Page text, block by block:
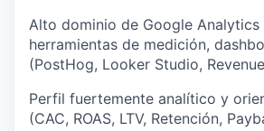
Alto dominio de Google Analytics
herramientas de medición,
(PostHog, Looker Studio,
Perfil fuertemente analítico y
(CAC, ROAS, LTV, Retención,